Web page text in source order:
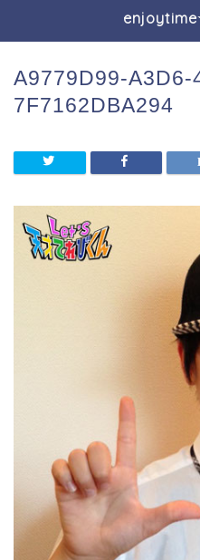
A9779D99-A3D6-
7F7162DBA294